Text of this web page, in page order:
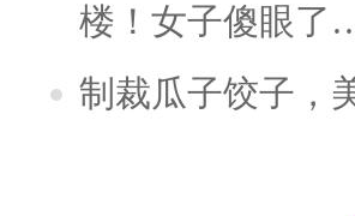
楼！女子傻眼
制裁瓜子饺子，